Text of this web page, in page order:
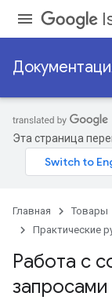
Эта страница
Главная Товары
Практические
Работа с
запросами